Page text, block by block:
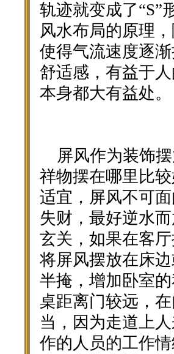
轨迹就变成了“S”
风水布局的原理
使得气流速度逐
舒适感，有益于
本身都大有益处。
屏风作为装饰摆
祥物摆在哪里比
适宜，屏风不可
失财，最好逆水
玄关，如果在客
将屏风摆放在床
半掩，增加卧室
桌距离门较远，
当，因为走道上
作的人员的工作